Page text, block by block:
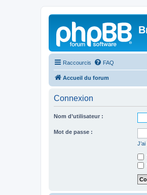
Raccourcis FAQ
Accueil du forum
Connexion
Nom d’utilisateur :
Mot de passe :